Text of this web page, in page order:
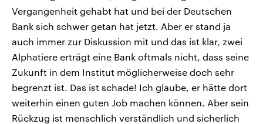
Vergangenheit gehabt hat und bei der Deutschen
Bank sich schwer getan hat jetzt. Aber er stand ja
auch immer zur Diskussion mit und das ist klar, zwei
Alphatiere erträgt eine Bank oftmals nicht, dass seine
Zukunft in dem Institut möglicherweise doch sehr
begrenzt ist. Das ist schade! Ich glaube, er hätte dort
weiterhin einen guten Job machen können. Aber sein
Rückzug ist menschlich verständlich und sicherlich